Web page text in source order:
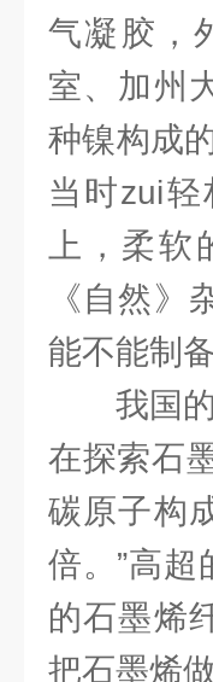
气凝胶，
室、加州
种镍构成
当时zui
上，柔
《自然
能不能制
我国
在探索石
碳原子构
倍。”高
的石墨烯
把石墨烯